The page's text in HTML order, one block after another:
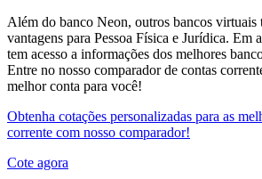
Além do banco Neon, outros bancos virtuais
vantagens para Pessoa Física e Jurídica. Em
tem acesso a informações dos melhores
Entre no nosso comparador de contas
melhor conta para você!
Obtenha cotações personalizadas para as
corrente com nosso comparador!
Cote agora